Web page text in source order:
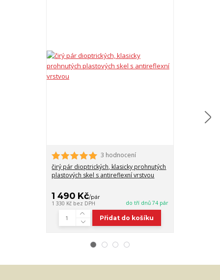
3 hodnocení
čirý pár dioptrických, klasicky prohnutých
plastových skel s antireflexní vrstvou
1 490 Kč/pár
1 330 Kč bez DPH do tří dnů 74 pár
Přidat do košíku